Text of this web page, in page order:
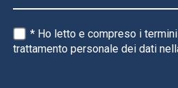
* Ho letto e compreso i
trattamento personale dei dati